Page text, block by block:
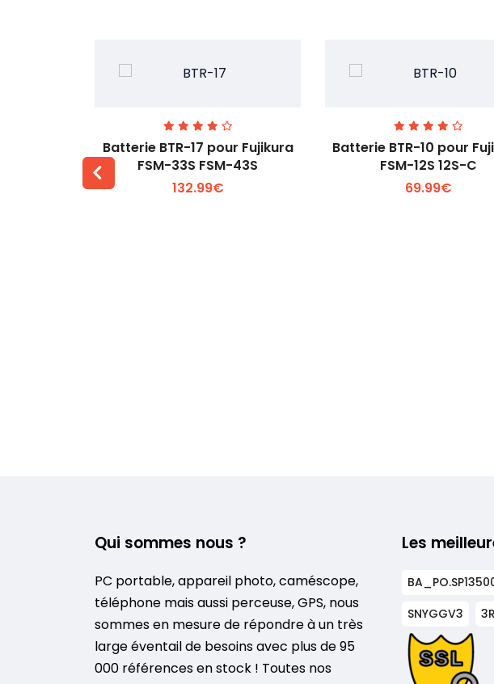
Voir plus +
Batterie BTR-17 pour Fujikura
FSM-33S FSM-43S
132.99€
Voir plus +
Batterie BTR-10 pour
FSM-12S 12S-C
69.99€
Qui sommes nous ?
PC portable, appareil photo, caméscope,
téléphone mais aussi perceuse, GPS, nous
sommes en mesure de répondre à un très
large éventail de besoins avec plus de 95
000 références en stock ! Toutes nos
Les
SNYGGV3